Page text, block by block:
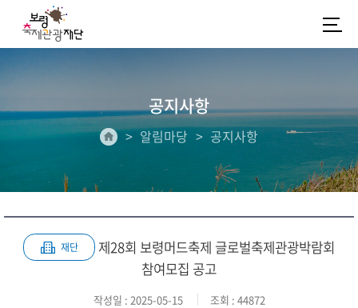
공지사항
알림마당 공지사항
재단
제28회 보령머드축제 글로벌축제관광박람회
참여모집 공고
작성일 : 2025-05-15 조회 : 44872